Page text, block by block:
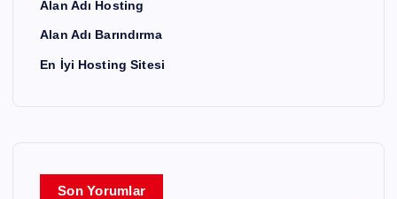
Alan Adı Hosting
Alan Adı Barındırma
En İyi Hosting Sitesi
Son Yorumlar